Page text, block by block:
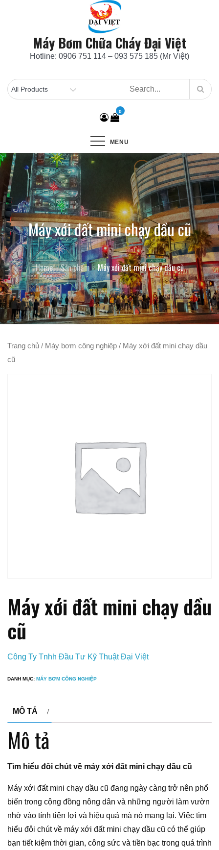
Máy Bơm Chữa Cháy Đại Việt
Hotline: 0906 751 114 – 093 575 185 (Mr Việt)
0
MENU
Máy xới đất mini chạy dầu cũ
Home Sản phẩm Máy xới đất mini chạy dầu cũ
Trang chủ / Máy bơm công nghiệp / Máy xới đất mini chạy dầu
cũ
Máy xới đất mini chạy dầu
cũ
Công Ty Tnhh Đầu Tư Kỹ Thuật Đại Việt
DANH MỤC: MÁY BƠM CÔNG NGHIỆP
MÔ TẢ
Mô tả
Tìm hiểu đôi chút về máy xới đất mini chạy dầu cũ
Máy xới đất mini chạy dầu cũ đang ngày càng trở nên phổ
biến trong cộng đồng nông dân và những người làm vườn
nhờ vào tính tiện lợi và hiệu quả mà nó mang lại. Việc tìm
hiểu đôi chút về máy xới đất mini chạy dầu cũ có thể giúp
bạn tiết kiệm thời gian, công sức và tiền bạc trong quá trình